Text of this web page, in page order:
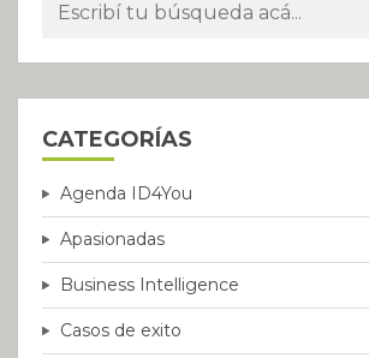
CATEGORÍAS
Agenda ID4You
Apasionadas
Business Intelligence
Casos de exito